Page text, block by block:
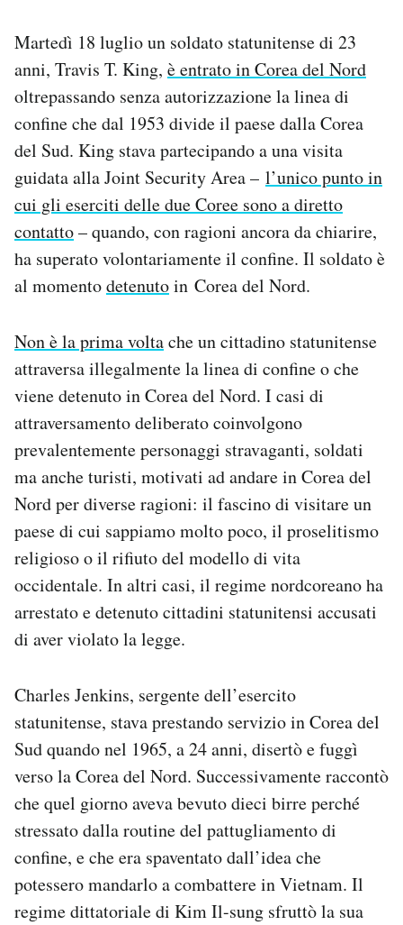
AREA PERSONALE
Newsletter
Notifiche mobile
Regala il Post
Hai bisogno di aiuto?
Esci
Martedì 18 luglio un soldato statunitense di 23
anni, Travis T. King, è entrato in Corea del Nord
oltrepassando senza autorizzazione la linea di
confine che dal 1953 divide il paese dalla Corea
del Sud. King stava partecipando a una visita
guidata alla Joint Security Area – l’unico punto in
cui gli eserciti delle due Coree sono a diretto
contatto– quando, con ragioni ancora da chiarire,
ha superato volontariamente il confine. Il soldato è
al momentodetenutoin Corea del Nord.
Non è la prima voltache un cittadino statunitense
attraversa illegalmente la linea di confine o che
viene detenuto in Corea del Nord. I casi di
attraversamento deliberato coinvolgono
prevalentemente personaggi stravaganti, soldati
ma anche turisti, motivati ad andare in Corea del
Nord per diverse ragioni: il fascino di visitare un
paese di cui sappiamo molto poco, il proselitismo
religioso o il rifiuto del modello di vita
occidentale. In altri casi, il regime nordcoreano ha
arrestato e detenuto cittadini statunitensi accusati
di aver violato la legge.
Charles Jenkins, sergente dell’esercito
statunitense, stava prestando servizio in Corea del
Sud quando nel 1965, a 24 anni, disertò e fuggì
verso la Corea del Nord. Successivamente raccontò
che quel giorno aveva bevuto dieci birre perché
stressato dalla routine del pattugliamento di
confine, e che era spaventato dall’idea che
potessero mandarlo a combattere in Vietnam. Il
regime dittatoriale di Kim Il-sung sfruttò la sua